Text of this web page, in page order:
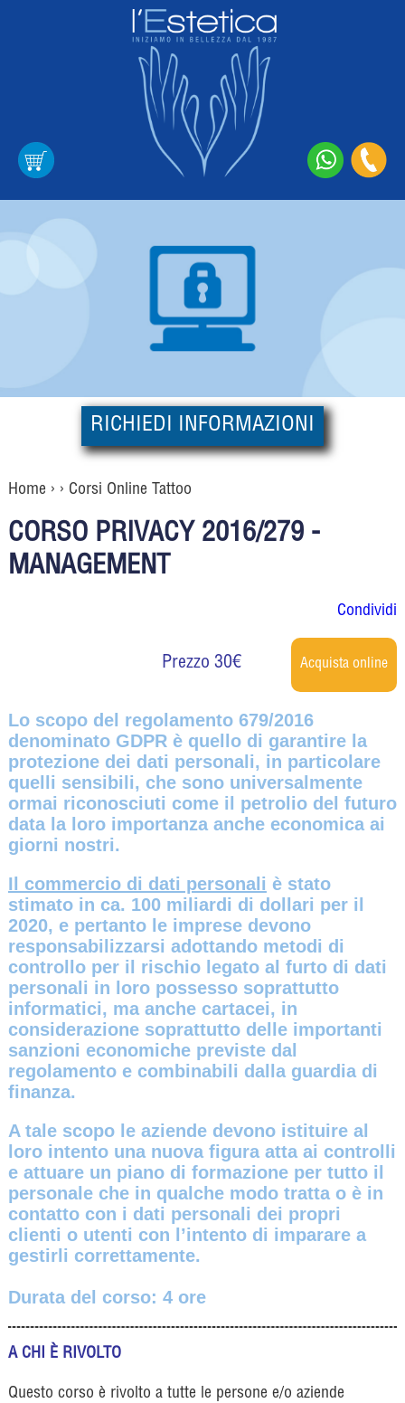
RICHIEDI INFORMAZIONI
Home › › Corsi Online Tattoo
CORSO PRIVACY 2016/279 -
MANAGEMENT
Condividi
Prezzo 30€
Lo scopo del regolamento 679/2016
denominato GDPR è quello di garantire la
protezione dei dati personali, in particolare
quelli sensibili, che sono universalmente
ormai riconosciuti come il petrolio del futuro
data la loro importanza anche economica ai
giorni nostri.
Il commercio di dati personali è stato
stimato in ca. 100 miliardi di dollari per il
2020, e pertanto le imprese devono
responsabilizzarsi adottando metodi di
controllo per il rischio legato al furto di dati
personali in loro possesso soprattutto
informatici, ma anche cartacei, in
considerazione soprattutto delle importanti
sanzioni economiche previste dal
regolamento e combinabili dalla guardia di
finanza.
A tale scopo le aziende devono istituire al
loro intento una nuova figura atta ai controlli
e attuare un piano di formazione per tutto il
personale che in qualche modo tratta o è in
contatto con i dati personali dei propri
clienti o utenti con l’intento di imparare a
gestirli correttamente.
Durata del corso: 4 ore
A CHI È RIVOLTO
Questo corso è rivolto a tutte le persone e/o aziende